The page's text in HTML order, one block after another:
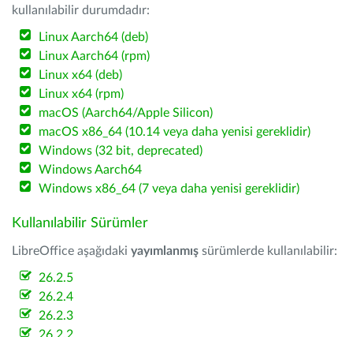
kullanılabilir durumdadır:
Linux Aarch64 (deb)
Linux Aarch64 (rpm)
Linux x64 (deb)
Linux x64 (rpm)
macOS (Aarch64/Apple Silicon)
macOS x86_64 (10.14 veya daha yenisi gereklidir)
Windows (32 bit, deprecated)
Windows Aarch64
Windows x86_64 (7 veya daha yenisi gereklidir)
Kullanılabilir Sürümler
LibreOffice aşağıdaki yayımlanmış sürümlerde kullanılabilir:
26.2.5
26.2.4
26.2.3